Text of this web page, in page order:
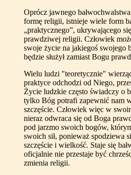
Oprócz jawnego
formę religii, istnieje wiele form
„praktycznego”, ukrywającego
prawdziwej religii. Człowiek
swoje życie na jakiegoś swojego
będzie służył zamiast Bogu
Wielu ludzi "teoretycznie"
praktyce odchodzi od Niego,
Życie ludzkie często świadczy o
tylko Bóg potrafi zapewnić nam
szczęście. Człowiek więc w
nieraz odwraca się od Boga
pod jarzmo swoich bogów,
swoich sił, ponieważ spodziewa
szczęście i wielkość. Staje się
oficjalnie nie przestaje być
zmienia religii.